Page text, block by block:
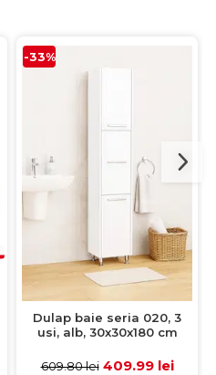
-33%
Dulap baie seria 020, 3
usi, alb, 30x30x180 cm
609.80 lei 409.99 lei